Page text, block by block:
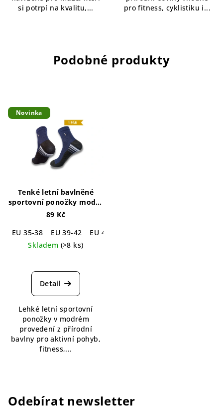
si potrpí na kvalitu,...
pro fitness, cyklistiku i...
Podobné produkty
Novinka
Tenké letní bavlněné
sportovní ponožky modré
Noizy Blue Thin Summer
89 Kč
EU 35-38
EU 39-42 EU 43-46
Skladem (>8 ks)
Detail
Lehké letní sportovní
ponožky v modrém
provedení z přírodní
bavlny pro aktivní pohyb,
fitness,...
Odebírat newsletter